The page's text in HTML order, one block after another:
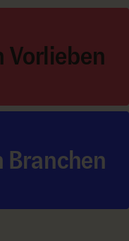
Vorlieben
Branchen